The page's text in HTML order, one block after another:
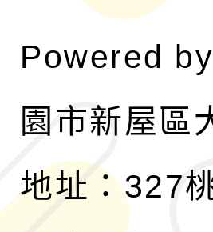
Powered by
園市新屋區
地址：327